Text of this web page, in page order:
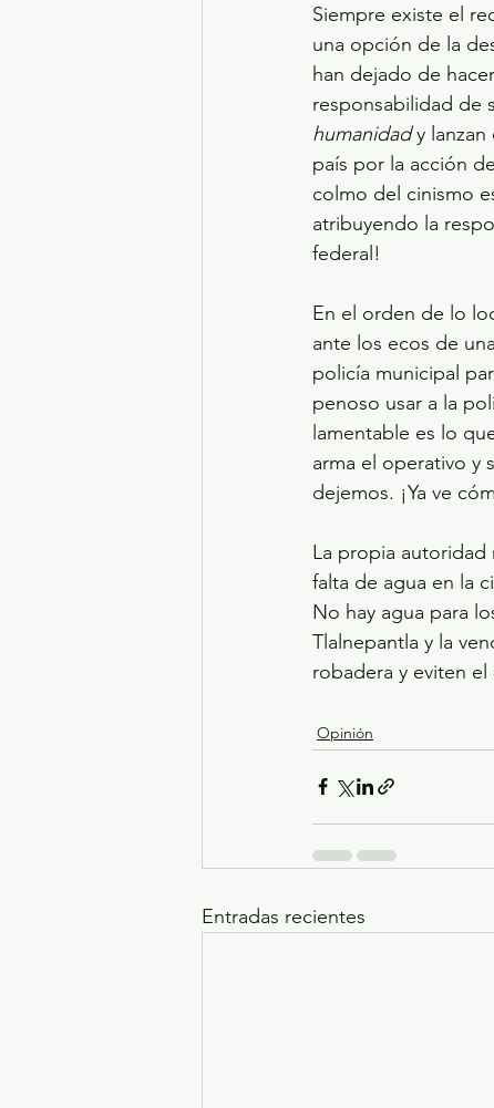
Siempre existe el
una opción de la
han dejado de
responsabilidad de
humanidad y lanzan
país por la acción
colmo del cinismo
atribuyendo la
federal!
En el orden de lo
ante los ecos de
policía municipal
penoso usar a la
lamentable es lo
arma el operativo y
dejemos. ¡Ya ve
La propia autoridad
falta de agua en la
No hay agua para
Tlalnepantla y la
robadera y eviten
Opinión
Entradas recientes